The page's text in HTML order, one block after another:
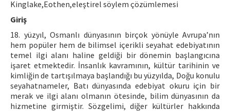
ISSN: 1010-867X · e-ISSN: 2667-8713
Kinglake,Eothen,eleştirel söylem çözümlemesi
Giriş
18. yüzyıl, Osmanlı dünyasının birçok yönüyle Avrupa’nın
hem popüler hem de bilimsel içerikli seyahat edebiyatının
temel ilgi alanı haline geldiği bir dönemin başlangıcına
işaret etmektedir. İnsanlık kavramının, kültür tarihinin ve
kimliğin de tartışılmaya başlandığı bu yüzyılda, Doğu konulu
seyahatnameler, Batı dünyasında edebiyat okuru için bir
merak ve ilgi alanı olmanın ötesinde, bilim dünyasının da
hizmetine girmiştir. Sözgelimi, diğer kültürler hakkında